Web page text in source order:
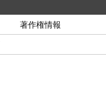
著作権情報